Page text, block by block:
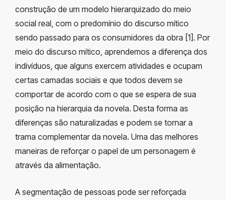
construção de um modelo hierarquizado do meio
social real, com o predomínio do discurso mítico
sendo passado para os consumidores da obra [1]. Por
meio do discurso mítico, aprendemos a diferença dos
indivíduos, que alguns exercem atividades e ocupam
certas camadas sociais e que todos devem se
comportar de acordo com o que se espera de sua
posição na hierarquia da novela. Desta forma as
diferenças são naturalizadas e podem se tornar a
trama complementar da novela. Uma das melhores
maneiras de reforçar o papel de um personagem é
através da alimentação.
A segmentação de pessoas pode ser reforçada